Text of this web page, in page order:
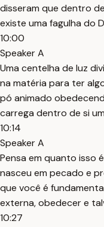
disseram que dentro
existe uma fagulha do
10:00
Speaker A
Uma centelha de luz
na matéria para ter
pó animado
carrega dentro de si
10:14
Speaker A
Pensa em quanto isso
nasceu em pecado e
que você é
externa, obedecer e
10:27